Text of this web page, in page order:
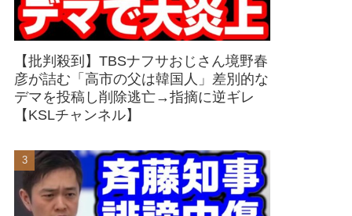
【批判殺到】TBSナフサおじさん境野春
彦が詰む「高市の父は韓国人」差別的な
デマを投稿し削除逃亡→指摘に逆ギレ
【KSLチャンネル】